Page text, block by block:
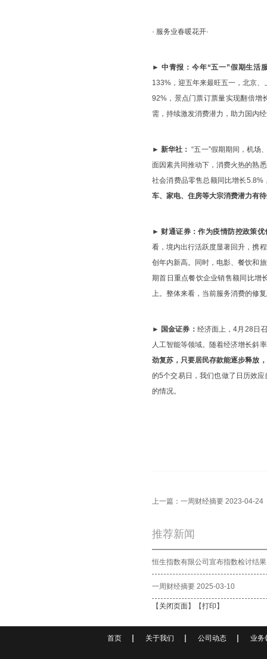
· 服务业春暖花开·
► 中青报： 今年“五一”假期生活
133%，迎五年来最旺五一，北京
92%，景点门票订票量实现翻倍增
需，持续激发消费潜力，助力国内
► 新华社： “五一”假期期间，机场
面因素共同推动下，消费火热的熟
社会消费品零售总额同比增长
车、家电、住房等大宗消费潜力有
► 财通证券：作为疫情防控政策
看，境内出行活跃度显著回升，携
创年内新高。同时，电影、餐饮和
期首日重点餐饮企业销售额同比增
上。整体来看，当前服务消费的修
► 国金证券： 经济面上，4月28日
人工智能等领域。随着经济增长斜
劲复苏，只要居民存款能逐步释放
的5个交易日，我们也做了日历效
的情况。
上一篇： 一周财经摘要 2023-04-24
推荐新闻
恒生指数有限公司宣布指数检讨结果
一周财经摘要 2025-03-10
【 关闭页面】【打印 】
首页 关于我们 公司动态 业务